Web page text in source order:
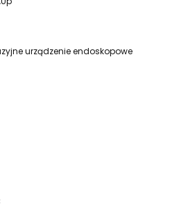
urządzenie endoskopowe